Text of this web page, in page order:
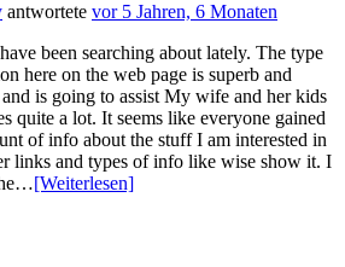
antwortete vor 5 Jahren, 6 Monaten
been searching about lately. The type
here on the web page is superb and
is going to assist My wife and her kids
quite a lot. It seems like everyone gained
of info about the stuff I am interested in
links and types of info like wise show it. I
[Weiterlesen]